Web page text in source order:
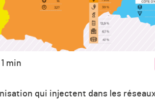
min
qui injectent dans les